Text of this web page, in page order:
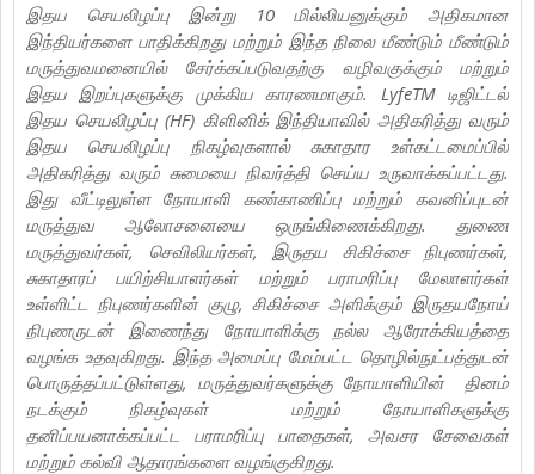
இதய செயலிழப்பு இன்று 10 மில்லியனுக்கும் அதிகமான
இந்தியர்களை பாதிக்கிறது மற்றும் இந்த நிலை மீண்டும் மீண்டும்
மருத்துவமனையில் சேர்க்கப்படுவதற்கு வழிவகுக்கும் மற்றும்
இதய இறப்புகளுக்கு முக்கிய காரணமாகும். LyfeTM டிஜிட்டல்
இதய செயலிழப்பு (HF) கிளினிக் இந்தியாவில் அதிகரித்து வரும்
இதய செயலிழப்பு நிகழ்வுகளால் சுகாதார உள்கட்டமைப்பில்
அதிகரித்து வரும் சுமையை நிவர்த்தி செய்ய உருவாக்கப்பட்டது.
இது வீட்டிலுள்ள நோயாளி கண்காணிப்பு மற்றும் கவனிப்புடன்
மருத்துவ ஆலோசனையை ஒருங்கிணைக்கிறது. துணை
மருத்துவர்கள், செவிலியர்கள், இருதய சிகிச்சை நிபுணர்கள்,
சுகாதாரப் பயிற்சியாளர்கள் மற்றும் பராமரிப்பு மேலாளர்கள்
உள்ளிட்ட நிபுணர்களின் குழு, சிகிச்சை அளிக்கும் இருதயநோய்
நிபுணருடன் இணைந்து நோயாளிக்கு நல்ல ஆரோக்கியத்தை
வழங்க உதவுகிறது. இந்த அமைப்பு மேம்பட்ட தொழில்நுட்பத்துடன்
பொருத்தப்பட்டுள்ளது, மருத்துவர்களுக்கு நோயாளியின் தினம்
நடக்கும் நிகழ்வுகள் மற்றும் நோயாளிகளுக்கு
தனிப்பயனாக்கப்பட்ட பராமரிப்பு பாதைகள், அவசர சேவைகள்
மற்றும் கல்வி ஆதாரங்களை வழங்குகிறது.